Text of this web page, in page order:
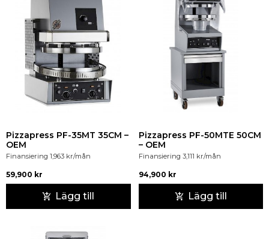
Pizzapress PF-35MT 35CM –
OEM
Finansiering 1,963 kr/mån
59,900 kr
Lägg till
Pizzapress PF-50MTE 50CM
– OEM
Finansiering 3,111 kr/mån
94,900 kr
Lägg till